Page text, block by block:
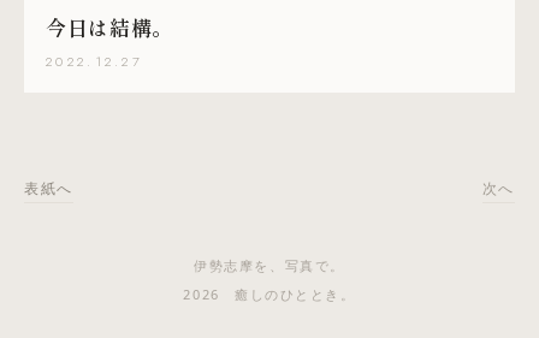
今日は結構。
2022.12.27
表紙へ 次へ
伊勢志摩を、写真で。
2026 癒しのひととき。